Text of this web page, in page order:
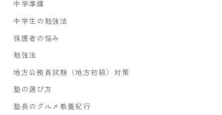
中学準備
中学生の勉強法
保護者の悩み
勉強法
地方公務員試験（地方初級）対策
塾の選び方
塾長のグルメ教養紀行